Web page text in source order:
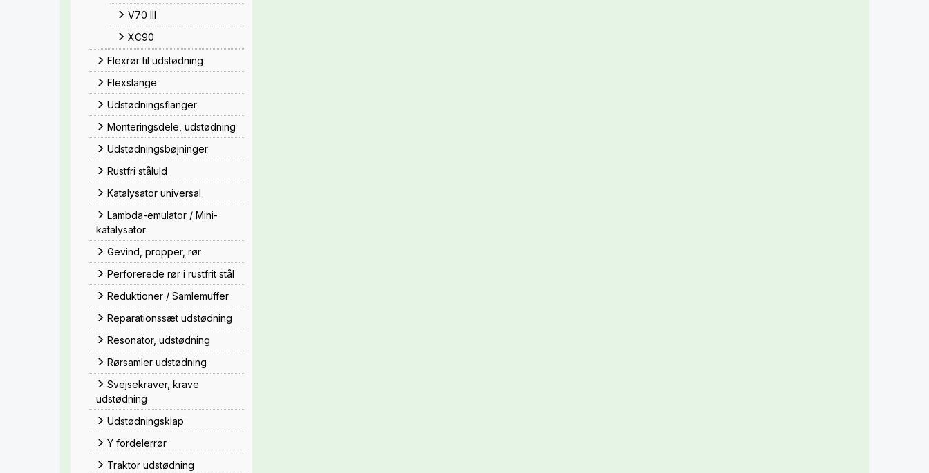
V70 III
XC90
Flexrør til udstødning
Flexslange
Udstødningsflanger
Monteringsdele, udstødning
Udstødningsbøjninger
Rustfri ståluld
Katalysator universal
Lambda-emulator / Mini-
katalysator
Gevind, propper, rør
Perforerede rør i rustfrit stål
Reduktioner / Samlemuffer
Reparationssæt udstødning
Resonator, udstødning
Rørsamler udstødning
Svejsekraver, krave
udstødning
Udstødningsklap
Y fordelerrør
Traktor udstødning